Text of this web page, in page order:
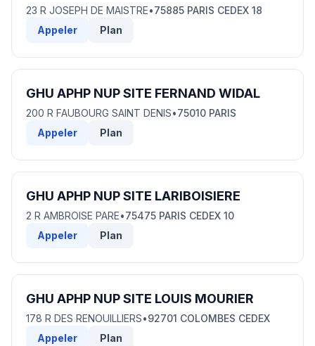
23 R JOSEPH DE MAISTRE•75885 PARIS CEDEX 18
Appeler
Plan
GHU APHP NUP SITE FERNAND WIDAL
200 R FAUBOURG SAINT DENIS•75010 PARIS
Appeler
Plan
GHU APHP NUP SITE LARIBOISIERE
2 R AMBROISE PARE•75475 PARIS CEDEX 10
Appeler
Plan
GHU APHP NUP SITE LOUIS MOURIER
178 R DES RENOUILLIERS•92701 COLOMBES CEDEX
Appeler
Plan